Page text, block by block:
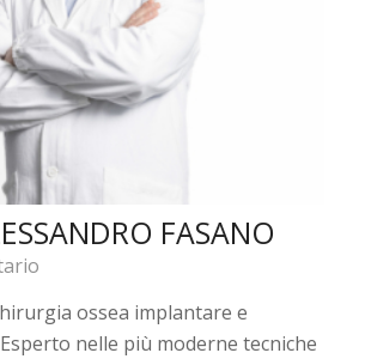
FASANO
ossea implantare e
nelle più moderne tecniche